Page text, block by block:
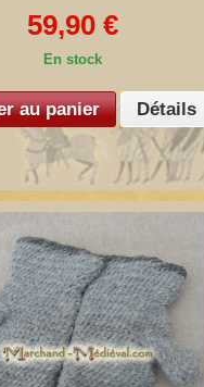
59,90 €
En stock
au panier Détails